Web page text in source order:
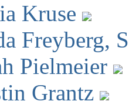
Kruse
Freyberg,
Pielmeier
Grantz